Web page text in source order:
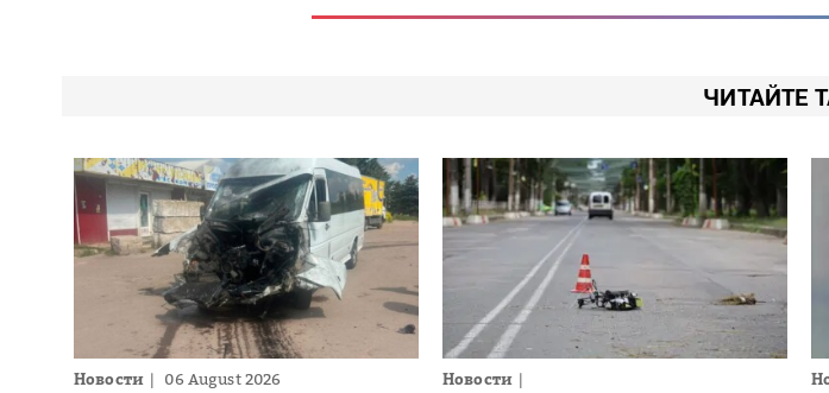
ЧИТАЙТЕ
Новости 06 August 2026 Новости